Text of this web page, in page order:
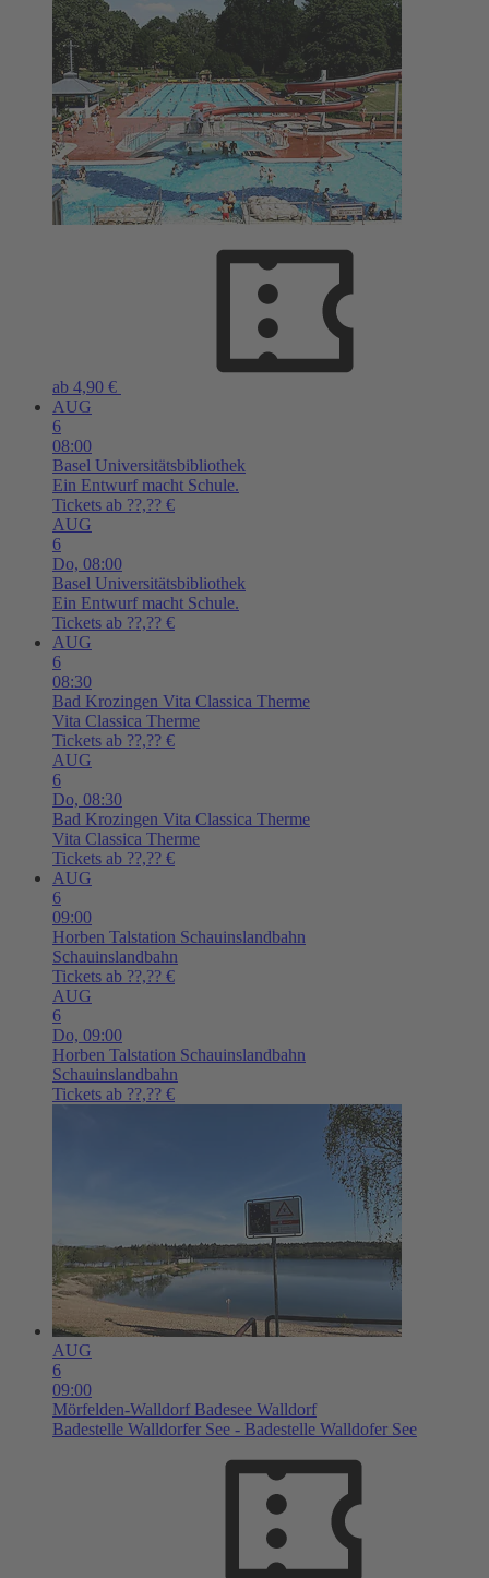
ab 4,90 €
AUG
6
08:00
Basel Universitätsbibliothek
Ein Entwurf macht Schule.
Tickets ab ??,?? €
AUG
6
Do, 08:00
Basel Universitätsbibliothek
Ein Entwurf macht Schule.
Tickets ab ??,?? €
AUG
6
08:30
Bad Krozingen Vita Classica Therme
Vita Classica Therme
Tickets ab ??,?? €
AUG
6
Do, 08:30
Bad Krozingen Vita Classica Therme
Vita Classica Therme
Tickets ab ??,?? €
AUG
6
09:00
Horben Talstation Schauinslandbahn
Schauinslandbahn
Tickets ab ??,?? €
AUG
6
Do, 09:00
Horben Talstation Schauinslandbahn
Schauinslandbahn
Tickets ab ??,?? €
AUG
6
09:00
Mörfelden-Walldorf Badesee Walldorf
Badestelle Walldorfer See - Badestelle Walldofer See